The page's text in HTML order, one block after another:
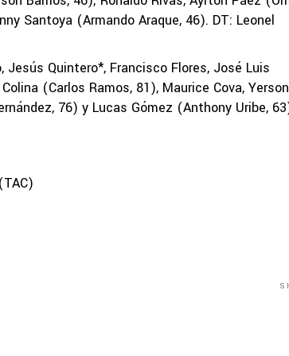
Santoya (Armando Araque, 46). DT: Leonel
Jesús Quintero*, Francisco Flores, José Luis
(Carlos Ramos, 81), Maurice Cova, Yerson
76) y Lucas Gómez (Anthony Uribe,